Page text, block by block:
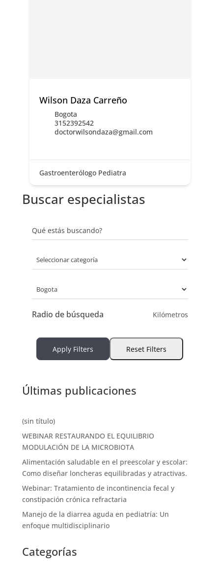
Wilson Daza Carreño
Bogota
3152392542
doctorwilsondaza@gmail.com
Gastroenterólogo Pediatra
Buscar especialistas
Qué estás buscando?
Radio de búsqueda Kilómetros
Apply Filters Reset Filters
Últimas publicaciones
(sin título)
WEBINAR RESTAURANDO EL EQUILIBRIO
MODULACIÓN DE LA MICROBIOTA
Alimentación saludable en el preescolar y escolar:
Como diseñar loncheras equilibradas y atractivas.
Webinar: Tratamiento de incontinencia fecal y
constipación crónica refractaria
Manejo de la diarrea aguda en pediatría: Un
enfoque multidisciplinario
Categorías